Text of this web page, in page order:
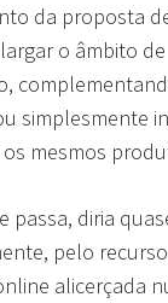
da proposta
o âmbito de
simplesmente
os mesmos
passa, diria
pelo
alicerçada